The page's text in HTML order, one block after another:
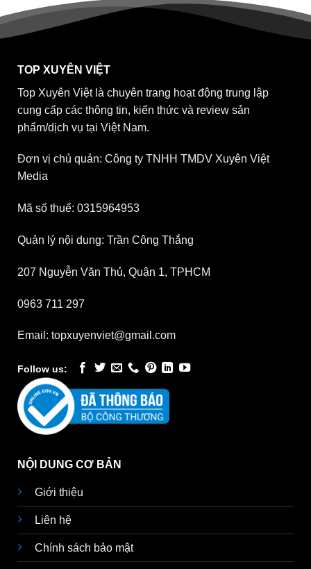
TOP XUYÊN VIỆT
Top Xuyên Việt là chuyên trang hoạt động trung lập
cung cấp các thông tin, kiến thức và review sản
phẩm/dịch vụ tại Việt Nam.
Đơn vị chủ quản: Công ty TNHH TMDV Xuyên Việt
Media
Mã số thuế: 0315964953
Quản lý nội dung: Trần Công Thắng
207 Nguyễn Văn Thủ, Quận 1, TPHCM
0963 711 297
Email: topxuyenviet@gmail.com
Follow us:
NỘI DUNG CƠ BẢN
Giới thiệu
Liên hệ
Chính sách bảo mật